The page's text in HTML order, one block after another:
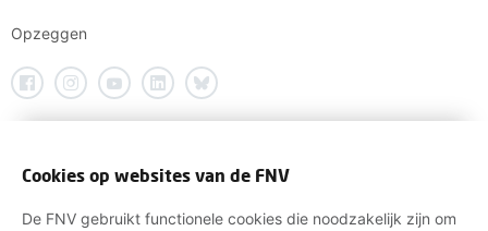
Opzeggen
Cookies op websites van de FNV
De FNV gebruikt functionele cookies die noodzakelijk zijn om